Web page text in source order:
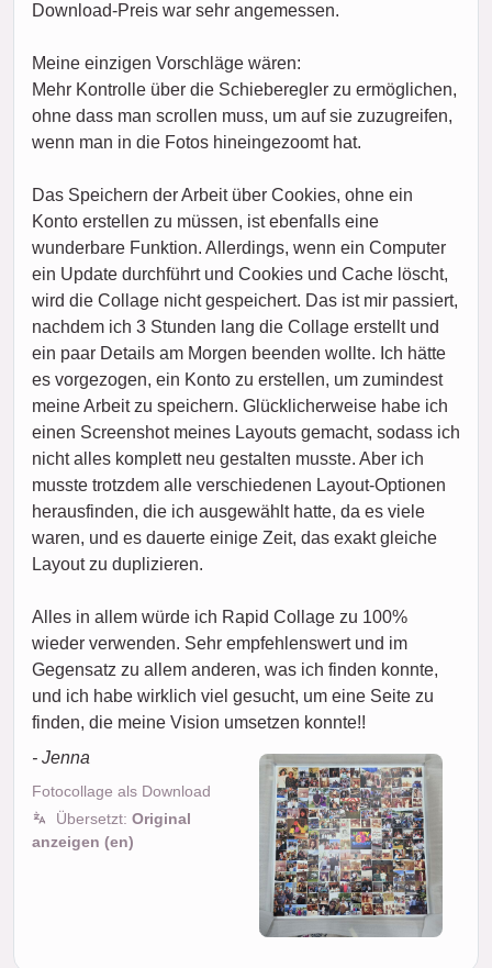
Download-Preis war sehr angemessen.
Meine einzigen Vorschläge wären:
Mehr Kontrolle über die Schieberegler zu ermöglichen,
ohne dass man scrollen muss, um auf sie zuzugreifen,
wenn man in die Fotos hineingezoomt hat.
Das Speichern der Arbeit über Cookies, ohne ein
Konto erstellen zu müssen, ist ebenfalls eine
wunderbare Funktion. Allerdings, wenn ein Computer
ein Update durchführt und Cookies und Cache löscht,
wird die Collage nicht gespeichert. Das ist mir passiert,
nachdem ich 3 Stunden lang die Collage erstellt und
ein paar Details am Morgen beenden wollte. Ich hätte
es vorgezogen, ein Konto zu erstellen, um zumindest
meine Arbeit zu speichern. Glücklicherweise habe ich
einen Screenshot meines Layouts gemacht, sodass ich
nicht alles komplett neu gestalten musste. Aber ich
musste trotzdem alle verschiedenen Layout-Optionen
herausfinden, die ich ausgewählt hatte, da es viele
waren, und es dauerte einige Zeit, das exakt gleiche
Layout zu duplizieren.
Alles in allem würde ich Rapid Collage zu 100%
wieder verwenden. Sehr empfehlenswert und im
Gegensatz zu allem anderen, was ich finden konnte,
und ich habe wirklich viel gesucht, um eine Seite zu
finden, die meine Vision umsetzen konnte!!
- Jenna
Fotocollage als Download
Übersetzt: Original
anzeigen (en)